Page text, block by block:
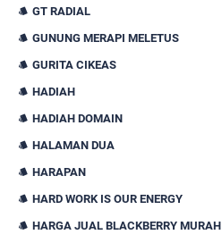
GT RADIAL
GUNUNG MERAPI MELETUS
GURITA CIKEAS
HADIAH
HADIAH DOMAIN
HALAMAN DUA
HARAPAN
HARD WORK IS OUR ENERGY
HARGA JUAL BLACKBERRY MURAH